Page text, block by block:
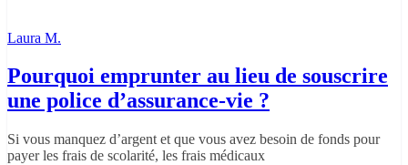
Laura M.
Pourquoi emprunter au lieu de souscrire
une police d’assurance-vie ?
Si vous manquez d’argent et que vous avez besoin de fonds pour
payer les frais de scolarité, les frais médicaux